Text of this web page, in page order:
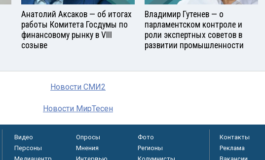
Анатолий Аксаков — об итогах
работы Комитета Госдумы по
финансовому рынку в VIII
созыве
Владимир Гутенев — о
парламентском контроле и
роли экспертных советов в
развитии промышленности
Новости СМИ2
Новости МирТесен
Видео Опросы
Фото
Персоны
Мнения
Регионы
Контакты
Реклама